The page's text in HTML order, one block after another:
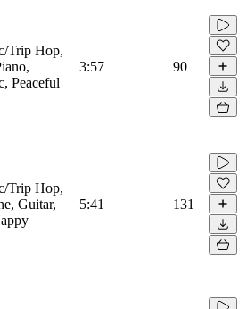
Trip Hop,
Peaceful
3:57 90
Trip Hop,
Guitar,
5:41 131